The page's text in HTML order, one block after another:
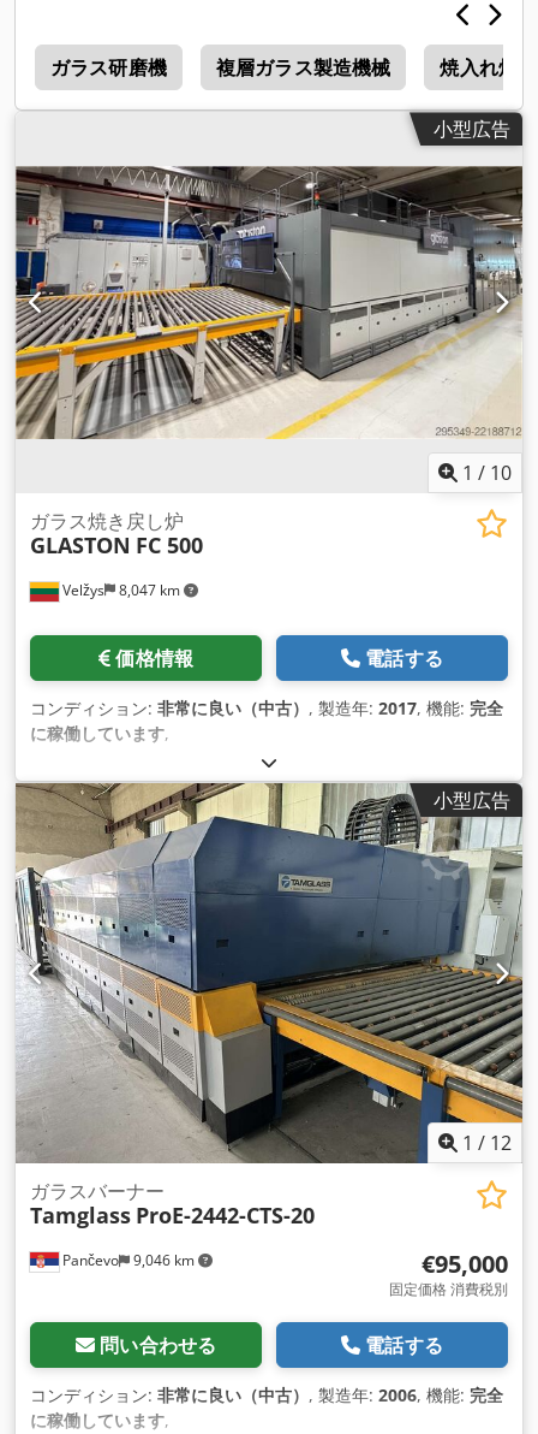
ガラス研磨機 複層ガラス製造機械 焼入れ炉
小型広告
1 / 10
Velžys 8,047 km
ガラス焼き戻し炉
GLASTON FC 500
価格情報 電話する
コンディション: 非常に良い（中古） , 製造年: 2017, 機能: 完全
に稼働しています,
小型広告
1 / 12
Pančevo 9,046 km
ガラスバーナー
Tamglass ProE-2442-CTS-20
€95,000
固定価格 消費税別
問い合わせる 電話する
コンディション: 非常に良い（中古） , 製造年: 2006, 機能: 完全
に稼働しています,